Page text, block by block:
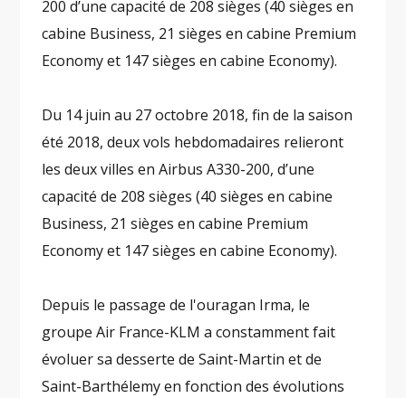
200 d’une capacité de 208 sièges (40 sièges en
cabine Business, 21 sièges en cabine Premium
Economy et 147 sièges en cabine Economy).
Du 14 juin au 27 octobre 2018, fin de la saison
été 2018, deux vols hebdomadaires relieront
les deux villes en Airbus A330-200, d’une
capacité de 208 sièges (40 sièges en cabine
Business, 21 sièges en cabine Premium
Economy et 147 sièges en cabine Economy).
Depuis le passage de l'ouragan Irma, le
groupe Air France-KLM a constamment fait
évoluer sa desserte de Saint-Martin et de
Saint-Barthélemy en fonction des évolutions